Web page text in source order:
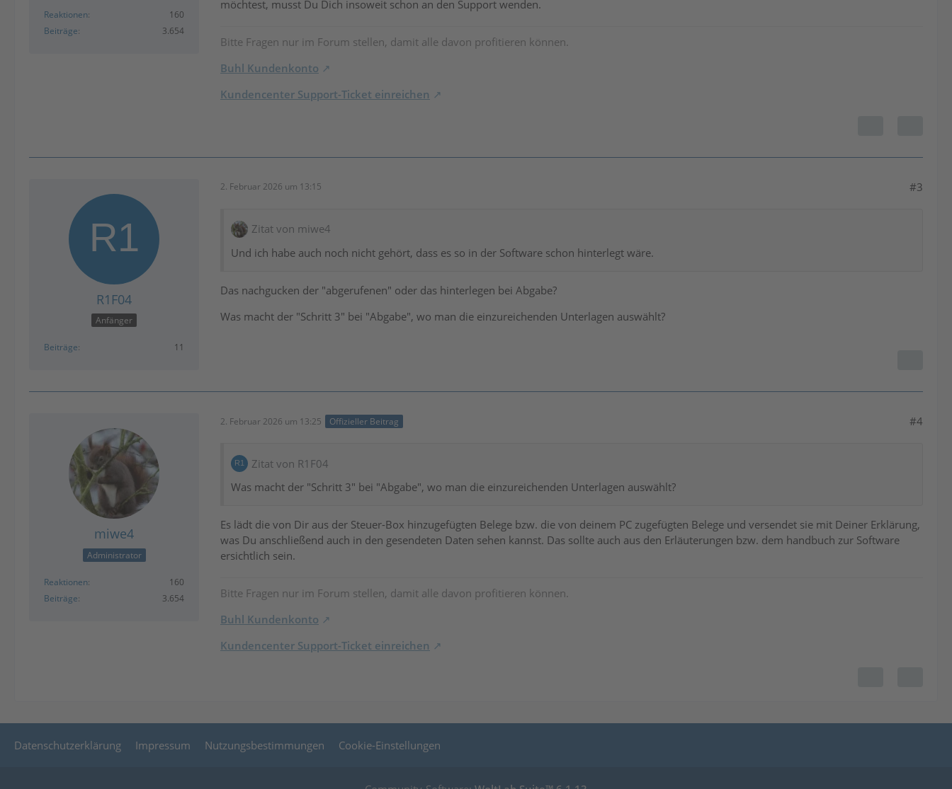
Reaktionen
160
Beiträge
3.654
möchtest, musst Du Dich insoweit schon an den Support wenden.
Bitte Fragen nur im Forum stellen, damit alle davon profitieren können.
Buhl Kundenkonto
Kundencenter Support-Ticket einreichen
R1F04
Anfänger
Beiträge 11
2. Februar 2026 um 13:15 #3
Zitat von miwe4
Und ich habe auch noch nicht gehört, dass es so in der Software schon hinterlegt wäre.
Das nachgucken der "abgerufenen" oder das hinterlegen bei Abgabe?
Was macht der "Schritt 3" bei "Abgabe", wo man die einzureichenden Unterlagen auswählt?
miwe4
Administrator
Reaktionen
160
Beiträge
3.654
2. Februar 2026 um 13:25 Offizieller Beitrag #4
Zitat von R1F04
Was macht der "Schritt 3" bei "Abgabe", wo man die einzureichenden Unterlagen auswählt?
Es lädt die von Dir aus der Steuer-Box hinzugefügten Belege bzw. die von deinem PC zugefügten Belege und versendet sie mit Deiner Erklärung,
was Du anschließend auch in den gesendeten Daten sehen kannst. Das sollte auch aus den Erläuterungen bzw. dem handbuch zur Software
ersichtlich sein.
Bitte Fragen nur im Forum stellen, damit alle davon profitieren können.
Buhl Kundenkonto
Kundencenter Support-Ticket einreichen
Datenschutzerklärung Impressum Nutzungsbestimmungen Cookie-Einstellungen